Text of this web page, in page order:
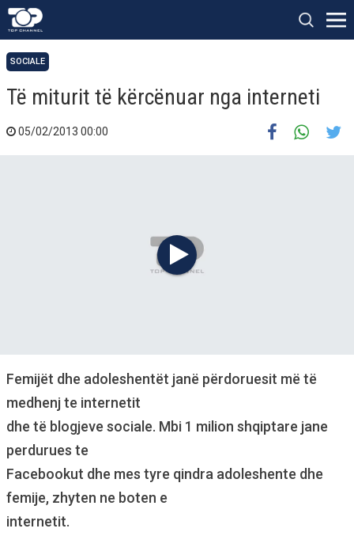
SOCIALE
Të miturit të kërcënuar nga interneti
05/02/2013 00:00
Femijët dhe adoleshentët janë përdoruesit më të
medhenj te internetit
dhe të blogjeve sociale. Mbi 1 milion shqiptare jane
perdurues te
Facebookut dhe mes tyre qindra adoleshente dhe
femije, zhyten ne boten e
internetit.